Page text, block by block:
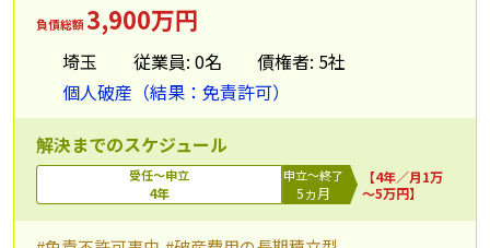
負債総額3,900万円
埼玉 従業員: 0名
債権者: 5社
個人破産（結果：免責許可）
解決までのスケジュール
受任～申立
4年
申立～終了
5ヵ月
【4年／月1万
～5万円】